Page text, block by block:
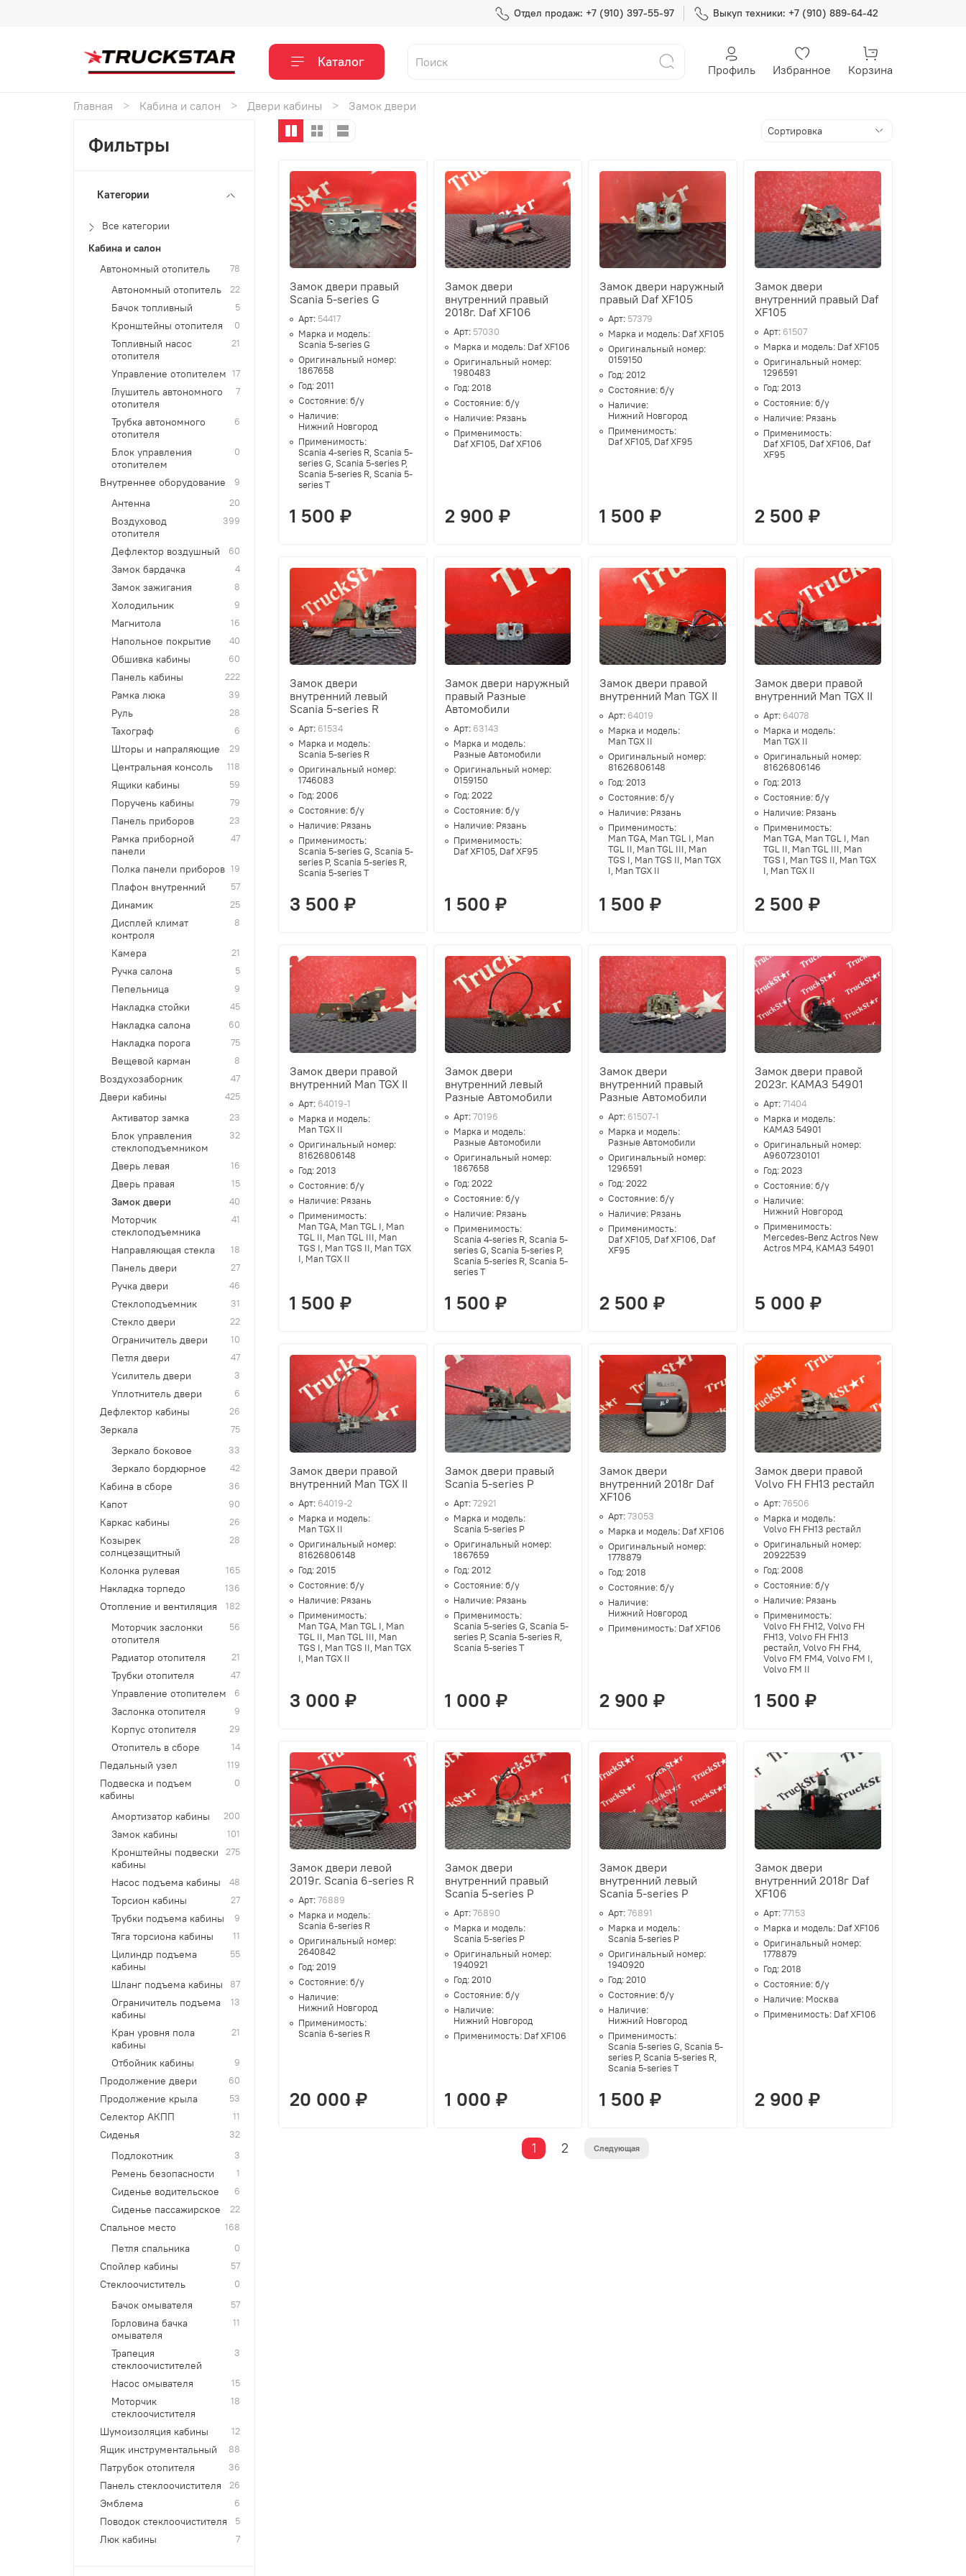
Отдел продаж: +7 (910) 397-55-97 Выкуп техники: +7 (910) 889-64-42
Каталог Профиль Избранное Корзина
Главная Кабина и салон Двери кабины Замок двери
Замок двери правый
Scania 5-series G
Арт: 54417
Марка и модель:
Scania 5-series G
Оригинальный номер:
1867658
Год:2011
Состояние:б/у
Наличие:
Нижний Новгород
Применимость:
Scania 4-series R, Scania 5-
series G, Scania 5-series P,
Scania 5-series R, Scania 5-
series T
1 500 ₽
Замок двери
внутренний правый
2018г. Daf XF106
Арт: 57030
Марка и модель: Daf XF106
Оригинальный номер:
1980483
Год:2018
Состояние:б/у
Наличие: Рязань
Применимость:
Daf XF105, Daf XF106
2 900 ₽
Замок двери наружный
правый Daf XF105
Арт: 57379
Марка и модель: Daf XF105
Оригинальный номер:
0159150
Год:2012
Состояние:б/у
Наличие:
Нижний Новгород
Применимость:
Daf XF105, Daf XF95
1 500 ₽
Замок двери
внутренний правый Daf
XF105
Арт: 61507
Марка и модель: Daf XF105
Оригинальный номер:
1296591
Год:2013
Состояние:б/у
Наличие: Рязань
Применимость:
Daf XF105, Daf XF106, Daf
XF95
2 500 ₽
Замок двери
внутренний левый
Scania 5-series R
Арт: 61534
Марка и модель:
Scania 5-series R
Оригинальный номер:
1746083
Год:2006
Состояние:б/у
Наличие: Рязань
Применимость:
Scania 5-series G, Scania 5-
series P, Scania 5-series R,
Scania 5-series T
3 500 ₽
Замок двери наружный
правый Разные
Автомобили
Арт: 63143
Марка и модель:
Разные Автомобили
Оригинальный номер:
0159150
Год:2022
Состояние:б/у
Наличие: Рязань
Применимость:
Daf XF105, Daf XF95
1 500 ₽
Замок двери правой
внутренний Man TGX II
Арт: 64019
Марка и модель:
Man TGX II
Оригинальный номер:
81626806148
Год:2013
Состояние:б/у
Наличие: Рязань
Применимость:
Man TGA, Man TGL I, Man
TGL II, Man TGL III, Man
TGS I, Man TGS II, Man TGX
I, Man TGX II
1 500 ₽
Замок двери правой
внутренний Man TGX II
Арт: 64078
Марка и модель:
Man TGX II
Оригинальный номер:
81626806146
Год:2013
Состояние:б/у
Наличие: Рязань
Применимость:
Man TGA, Man TGL I, Man
TGL II, Man TGL III, Man
TGS I, Man TGS II, Man TGX
I, Man TGX II
2 500 ₽
Замок двери правой
внутренний Man TGX II
Арт: 64019-1
Марка и модель:
Man TGX II
Оригинальный номер:
81626806148
Год:2013
Состояние:б/у
Наличие: Рязань
Применимость:
Man TGA, Man TGL I, Man
TGL II, Man TGL III, Man
TGS I, Man TGS II, Man TGX
I, Man TGX II
1 500 ₽
Замок двери
внутренний левый
Разные Автомобили
Арт:70196
Марка и модель:
Разные Автомобили
Оригинальный номер:
1867658
Год:2022
Состояние:б/у
Наличие: Рязань
Применимость:
Scania 4-series R, Scania 5-
series G, Scania 5-series P,
Scania 5-series R, Scania 5-
series T
1 500 ₽
Замок двери
внутренний правый
Разные Автомобили
Арт: 61507-1
Марка и модель:
Разные Автомобили
Оригинальный номер:
1296591
Год:2022
Состояние:б/у
Наличие: Рязань
Применимость:
Daf XF105, Daf XF106, Daf
XF95
2 500 ₽
Замок двери правой
2023г. КАМАЗ 54901
Арт:71404
Марка и модель:
КАМАЗ 54901
Оригинальный номер:
A9607230101
Год:2023
Состояние:б/у
Наличие:
Нижний Новгород
Применимость:
Mercedes-Benz Actros New
Actros MP4, КАМАЗ 54901
5 000 ₽
Замок двери правой
внутренний Man TGX II
Арт: 64019-2
Марка и модель:
Man TGX II
Оригинальный номер:
81626806148
Год:2015
Состояние:б/у
Наличие: Рязань
Применимость:
Man TGA, Man TGL I, Man
TGL II, Man TGL III, Man
TGS I, Man TGS II, Man TGX
I, Man TGX II
3 000 ₽
Замок двери правый
Scania 5-series P
Арт:72921
Марка и модель:
Scania 5-series P
Оригинальный номер:
1867659
Год:2012
Состояние:б/у
Наличие: Рязань
Применимость:
Scania 5-series G, Scania 5-
series P, Scania 5-series R,
Scania 5-series T
1 000 ₽
Замок двери
внутренний 2018г Daf
XF106
Арт:73053
Марка и модель: Daf XF106
Оригинальный номер:
1778879
Год:2018
Состояние:б/у
Наличие:
Нижний Новгород
Применимость: Daf XF106
2 900 ₽
Замок двери правой
Volvo FH FH13 рестайл
Арт:76506
Марка и модель:
Volvo FH FH13 рестайл
Оригинальный номер:
20922539
Год:2008
Состояние:б/у
Наличие: Рязань
Применимость:
Volvo FH FH12, Volvo FH
FH13, Volvo FH FH13
рестайл, Volvo FH FH4,
Volvo FM FM4, Volvo FM I,
Volvo FM II
1 500 ₽
Замок двери левой
2019г. Scania 6-series R
Арт:76889
Марка и модель:
Scania 6-series R
Оригинальный номер:
2640842
Год:2019
Состояние:б/у
Наличие:
Нижний Новгород
Применимость:
Scania 6-series R
20 000 ₽
Замок двери
внутренний правый
Scania 5-series P
Арт:76890
Марка и модель:
Scania 5-series P
Оригинальный номер:
1940921
Год:2010
Состояние:б/у
Наличие:
Нижний Новгород
Применимость: Daf XF106
1 000 ₽
Замок двери
внутренний левый
Scania 5-series P
Арт:76891
Марка и модель:
Scania 5-series P
Оригинальный номер:
1940920
Год:2010
Состояние:б/у
Наличие:
Нижний Новгород
Применимость:
Scania 5-series G, Scania 5-
series P, Scania 5-series R,
Scania 5-series T
1 500 ₽
Замок двери
внутренний 2018г Daf
XF106
Арт:77153
Марка и модель: Daf XF106
Оригинальный номер:
1778879
Год:2018
Состояние:б/у
Наличие: Москва
Применимость: Daf XF106
2 900 ₽
1 2 Следующая
Фильтры
Категории
Все категории
Кабина и салон
Автономный отопитель
78
Автономный отопитель 22
Бачок топливный 5
Кронштейны отопителя 0
Топливный насос
отопителя
21
Управление отопителем 17
Глушитель автономного
отопителя
7
Трубка автономного
отопителя
6
Блок управления
отопителем
0
Внутреннее оборудование 9
Антенна 20
Воздуховод
отопителя
399
Дефлектор воздушный 60
Замок бардачка 4
Замок зажигания 8
Холодильник 9
Магнитола 16
Напольное покрытие 40
Обшивка кабины 60
Панель кабины 222
Рамка люка 39
Руль 28
Тахограф 6
Шторы и напраляющие 29
Центральная консоль 118
Ящики кабины 59
Поручень кабины 79
Панель приборов 23
Рамка приборной
панели
47
Полка панели приборов 19
Плафон внутренний 57
Динамик 25
Дисплей климат
контроля
8
Камера 21
Ручка салона 5
Пепельница 9
Накладка стойки 45
Накладка салона 60
Накладка порога 75
Вещевой карман 8
Воздухозаборник 47
Двери кабины 425
Активатор замка 23
Блок управления
стеклоподъемником
32
Дверь левая 16
Дверь правая 15
Замок двери 40
Моторчик
стеклоподъемника
41
Направляющая стекла 18
Панель двери 27
Ручка двери 46
Стеклоподъемник 31
Стекло двери 22
Ограничитель двери 10
Петля двери 47
Усилитель двери 3
Уплотнитель двери 6
Дефлектор кабины 26
Зеркала 75
Зеркало боковое 33
Зеркало бордюрное 42
Кабина в сборе 36
Капот 90
Каркас кабины 26
Козырек
солнцезащитный
28
Колонка рулевая 165
Накладка торпедо 136
Отопление и вентиляция 182
Моторчик заслонки
отопителя
56
Радиатор отопителя 21
Трубки отопителя 47
Управление отопителем 6
Заслонка отопителя 9
Корпус отопителя 29
Отопитель в сборе 14
Педальный узел 119
Подвеска и подъем
кабины
0
Амортизатор кабины 200
Замок кабины 101
Кронштейны подвески
кабины
275
Насос подъема кабины 48
Торсион кабины 27
Трубки подъема кабины 9
Тяга торсиона кабины 11
Цилиндр подъема
кабины
55
Шланг подъема кабины 87
Ограничитель подъема
кабины
13
Кран уровня пола
кабины
21
Отбойник кабины 9
Продолжение двери 60
Продолжение крыла 53
Селектор АКПП 11
Сиденья 32
Подлокотник 3
Ремень безопасности 1
Сиденье водительское 6
Сиденье пассажирское 22
Спальное место 168
Петля спальника 0
Спойлер кабины 57
Стеклоочиститель 0
Бачок омывателя 57
Горловина бачка
омывателя
11
Трапеция
стеклоочистителей
3
Насос омывателя 15
Моторчик
стеклоочистителя
18
Шумоизоляция кабины 12
Ящик инструментальный 88
Патрубок отопителя 36
Панель стеклоочистителя 26
Эмблема 6
Поводок стеклоочистителя 5
Люк кабины 7